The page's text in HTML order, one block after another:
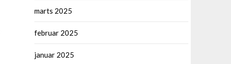
marts 2025
februar 2025
januar 2025